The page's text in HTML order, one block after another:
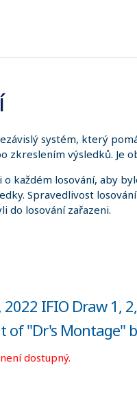
systém, který
zkreslením výsledků. Je
každém losování, aby
Spravedlivost
do losování zařazeni.
IFIO Draw 1,
of "Dr's Montage"
dostupný.